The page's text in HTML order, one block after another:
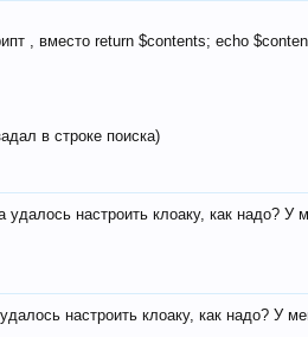
, вместо return $contents; echo
в строке поиска)
настроить клоаку, как надо?
настроить клоаку, как надо? У